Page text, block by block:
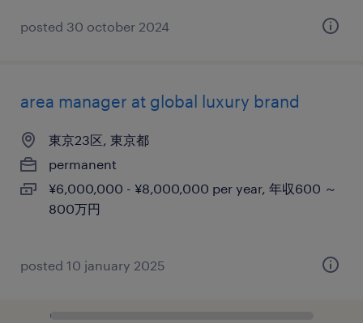
posted 30 october 2024
area manager at global luxury brand
東京23区, 東京都
permanent
¥6,000,000 - ¥8,000,000 per year, 年収600 ～
800万円
posted 10 january 2025